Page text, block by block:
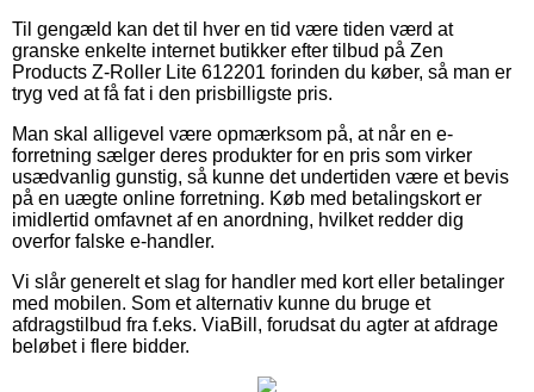
Til gengæld kan det til hver en tid være tiden værd at
granske enkelte internet butikker efter tilbud på Zen
Products Z-Roller Lite 612201 forinden du køber, så man er
tryg ved at få fat i den prisbilligste pris.
Man skal alligevel være opmærksom på, at når en e-
forretning sælger deres produkter for en pris som virker
usædvanlig gunstig, så kunne det undertiden være et bevis
på en uægte online forretning. Køb med betalingskort er
imidlertid omfavnet af en anordning, hvilket redder dig
overfor falske e-handler.
Vi slår generelt et slag for handler med kort eller betalinger
med mobilen. Som et alternativ kunne du bruge et
afdragstilbud fra f.eks. ViaBill, forudsat du agter at afdrage
beløbet i flere bidder.